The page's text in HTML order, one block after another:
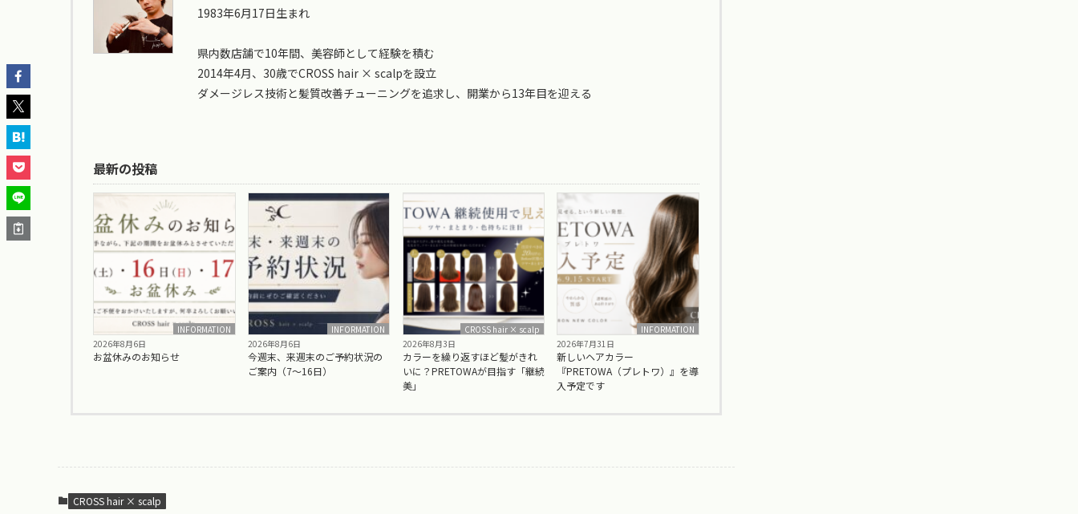
1983年6月17日生まれ
県内数店舗で10年間、美容師として経験を積む
2014年4月、30歳でCROSS hair × scalpを設立
ダメージレス技術と髪質改善チューニングを追求し、開業から13年目を迎える
最新の投稿
INFORMATION
2026年8月6日
お盆休みのお知らせ
INFORMATION
2026年8月6日
今週末、来週末のご予約状況の
ご案内（7〜16日）
CROSS hair × scalp
2026年8月3日
カラーを繰り返すほど髪がきれ
いに？PRETOWAが目指す「継続
美」
INFORMATION
2026年7月31日
新しいヘアカラー
『PRETOWA（プレトワ）』を導
入予定です
CROSS hair × scalp